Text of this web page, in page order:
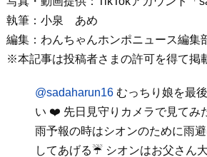
執筆：小泉 あめ
編集：わんちゃんホンポニュース編集
※本記事は投稿者さまの許可を得て掲
@sadaharun16むっちり娘を最
い ❤️ 先日見守りカメラで見てみ
雨予報の時はシオンのために雨
してあげる☔️ シオンはお父さん